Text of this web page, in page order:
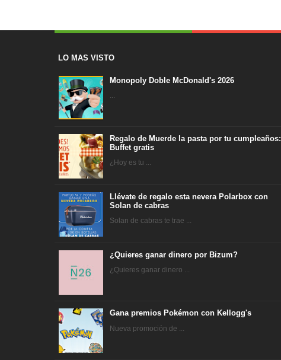
LO MAS VISTO
Monopoly Doble McDonald's 2026
...
Regalo de Muerde la pasta por tu cumpleaños:
Buffet gratis
¿Hoy es tu ...
Llévate de regalo esta nevera Polarbox con
Solan de cabras
Solan de cabras te trae ...
¿Quieres ganar dinero por Bizum?
¿Quieres ganar dinero ...
Gana premios Pokémon con Kellogg's
Nueva promoción de ...